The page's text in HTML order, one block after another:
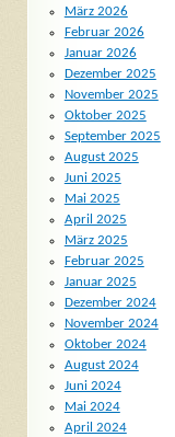
März 2026
Februar 2026
Januar 2026
Dezember 2025
November 2025
Oktober 2025
September 2025
August 2025
Juni 2025
Mai 2025
April 2025
März 2025
Februar 2025
Januar 2025
Dezember 2024
November 2024
Oktober 2024
August 2024
Juni 2024
Mai 2024
April 2024